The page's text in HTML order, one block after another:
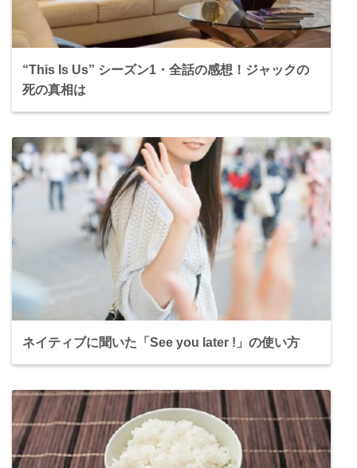
“This Is Us” シーズン1・全話の感想！ジャックの
死の真相は
ネイティブに聞いた「See you later !」の使い方